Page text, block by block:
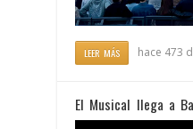
LEER MÁS hace 473
El Musical llega a